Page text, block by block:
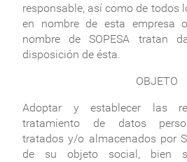
responsable, así como de todos
en nombre de esta empresa
nombre de SOPESA tratan
disposición de ésta.
OBJETO
Adoptar y establecer las
tratamiento de datos
tratados y/o almacenados por
de su objeto social, bien